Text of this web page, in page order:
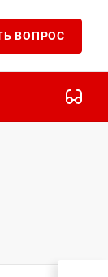
ВОПРОС